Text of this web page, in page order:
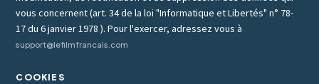
vous concernent (art. 34 de la loi "Informatique et Libertés" n° 78-
17 du 6 janvier 1978 ). Pour l'exercer, adressez vous à
support@lefilmfrancais.com
COOKIES